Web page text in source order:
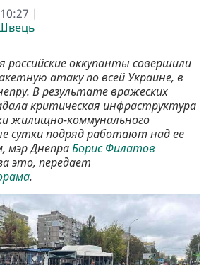
|
российские оккупанты совершили
атаку по всей Украине, в
В результате вражеских
критическая инфраструктура
жилищно-коммунального
сутки подряд работают над ее
мэр ДнепраБорис Филатов
это, передает
.